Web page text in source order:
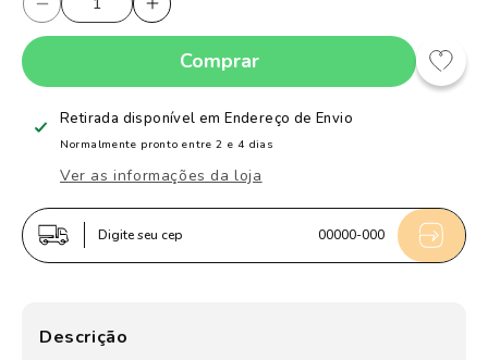
Diminuir
a
de
Tênis
Infantil
Menina
K360
Respitec
Rosa
Aumentar
a
quantidade
de
Tênis
Infantil
Menina
Respitec
Comprar
Retirada disponível emEndereço de Envio
Normalmente pronto entre 2 e 4 dias
Ver as informações da loja
Digite seu cep 00000-000
Descrição